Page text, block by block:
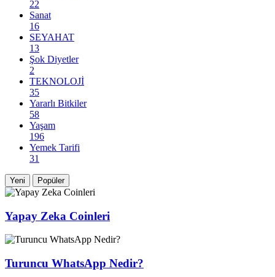
22
Sanat
16
SEYAHAT
13
Şok Diyetler
2
TEKNOLOJİ
35
Yararlı Bitkiler
58
Yaşam
196
Yemek Tarifi
31
Yeni Popüler
Yapay Zeka Coinleri
Turuncu WhatsApp Nedir?